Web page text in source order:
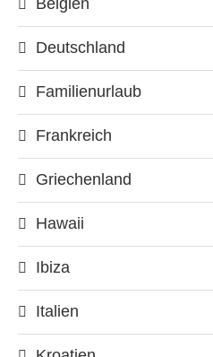
Belgien
Deutschland
Familienurlaub
Frankreich
Griechenland
Hawaii
Ibiza
Italien